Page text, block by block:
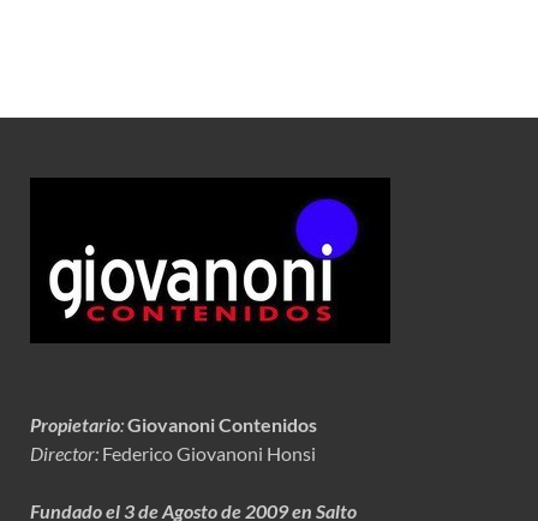
Propietario:Giovanoni Contenidos
Director: Federico Giovanoni Honsi
Fundado el 3 de Agosto de 2009 en Salto